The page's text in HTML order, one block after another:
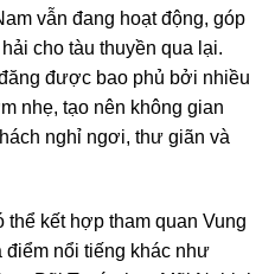
vẫn đang hoạt động, góp
cho tàu thuyền qua lại.
được bao phủ bởi nhiều
nhẹ, tạo nên không gian
nghỉ ngơi, thư giãn và
thể kết hợp tham quan Vung
điểm nổi tiếng khác như